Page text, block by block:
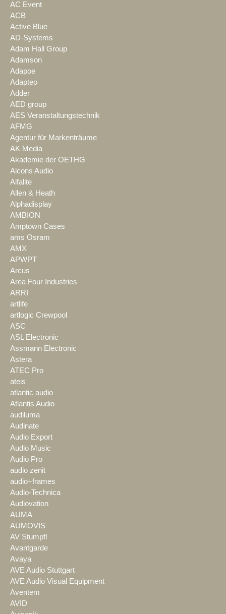
AC Event
ACB
Active Blue
AD-Systems
Adam Hall Group
Adamson
Adapoe
Adapteo
Adder
AED group
AES Veranstaltungstechnik
AFMG
Agentur für Markenträume
AK Media
Akademie der OETHG
Alcons Audio
Alfalite
Allen & Heath
Alphadisplay
AMBION
Amptown Cases
ams Osram
AMX
APWPT
Arcus
Area Four Industries
ARRI
artlife
artlogic Crewpool
ASC
ASL Electronic
Assmann Electronic
Astera
ATEC Pro
ateis
atlantic audio
Atlantis Audio
audiluma
Audinate
Audio Export
Audio Music
Audio Pro
audio zenit
audio+frames
Audio-Technica
Audiovation
AUMA
AUMOVIS
AV Stumpfl
Avantgarde
Avaya
AVE Audio Stuttgart
AVE Audio Visual Equipment
Aventem
AVID